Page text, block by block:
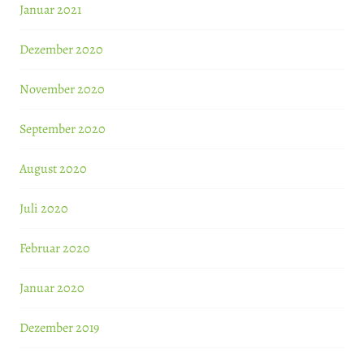
Januar 2021
Dezember 2020
November 2020
September 2020
August 2020
Juli 2020
Februar 2020
Januar 2020
Dezember 2019